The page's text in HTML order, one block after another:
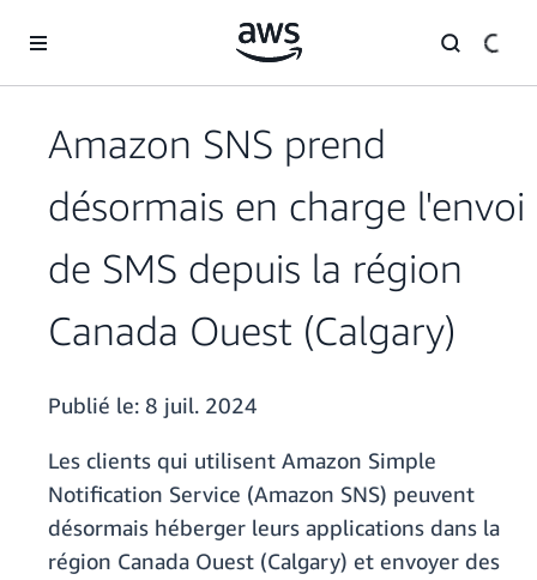
Amazon SNS prend
désormais en charge l'envoi
de SMS depuis la région
Canada Ouest (Calgary)
Publié le: 8 juil. 2024
Les clients qui utilisent Amazon Simple
Notification Service (Amazon SNS) peuvent
désormais héberger leurs applications dans la
région Canada Ouest (Calgary) et envoyer des